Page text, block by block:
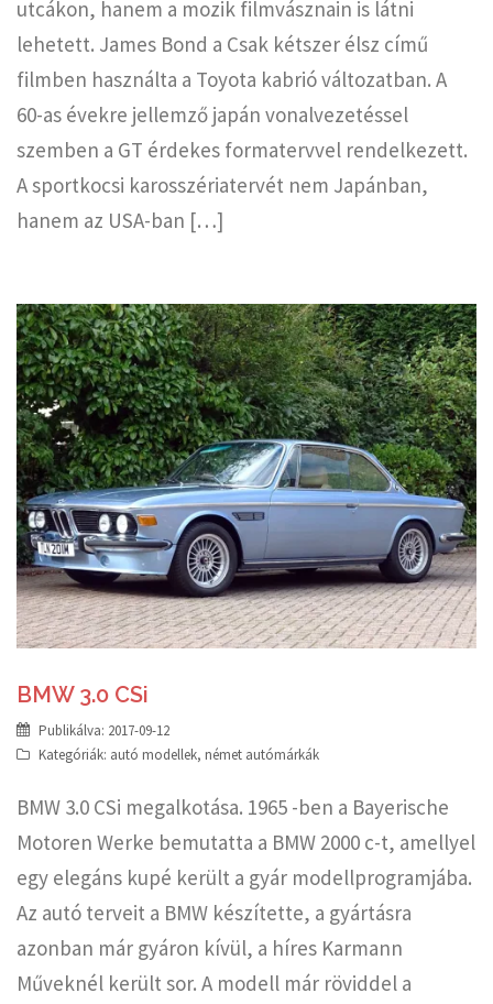
utcákon, hanem a mozik filmvásznain is látni
lehetett. James Bond a Csak kétszer élsz című
filmben használta a Toyota kabrió változatban. A
60-as évekre jellemző japán vonalvezetéssel
szemben a GT érdekes formatervvel rendelkezett.
A sportkocsi karosszériatervét nem Japánban,
hanem az USA-ban […]
BMW 3.0 CSi
Publikálva: 2017-09-12
Kategóriák: autó modellek, német autómárkák
BMW 3.0 CSi megalkotása. 1965 -ben a Bayerische
Motoren Werke bemutatta a BMW 2000 c-t, amellyel
egy elegáns kupé került a gyár modellprogramjába.
Az autó terveit a BMW készítette, a gyártásra
azonban már gyáron kívül, a híres Karmann
Műveknél került sor. A modell már röviddel a